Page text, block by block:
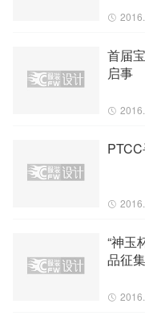
首届
启事
“神玉
品征集